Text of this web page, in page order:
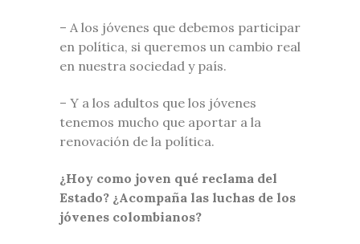
– A los jóvenes que debemos participar
en política, si queremos un cambio real
en nuestra sociedad y país.
– Y a los adultos que los jóvenes
tenemos mucho que aportar a la
renovación de la política.
¿Hoy como joven qué reclama del
Estado? ¿Acompaña las luchas de los
jóvenes colombianos?